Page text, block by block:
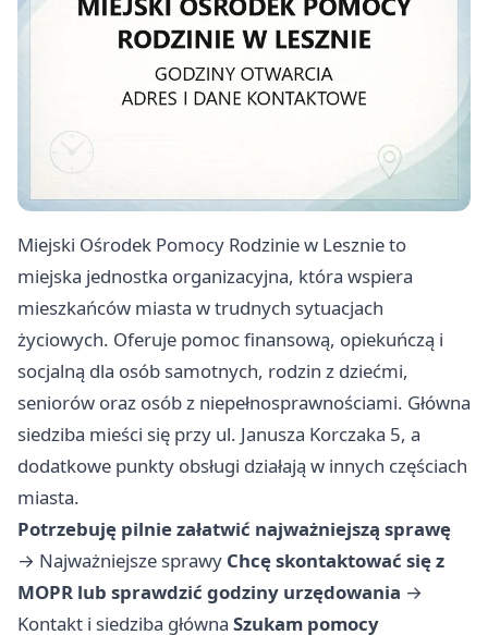
Miejski Ośrodek Pomocy Rodzinie w Lesznie to
miejska jednostka organizacyjna, która wspiera
mieszkańców miasta w trudnych sytuacjach
życiowych. Oferuje pomoc finansową, opiekuńczą i
socjalną dla osób samotnych, rodzin z dziećmi,
seniorów oraz osób z niepełnosprawnościami. Główna
siedziba mieści się przy ul. Janusza Korczaka 5, a
dodatkowe punkty obsługi działają w innych częściach
miasta.
Potrzebuję pilnie załatwić najważniejszą sprawę
→ Najważniejsze sprawy Chcę skontaktować się z
MOPR lub sprawdzić godziny urzędowania →
Kontakt i siedziba główna Szukam pomocy